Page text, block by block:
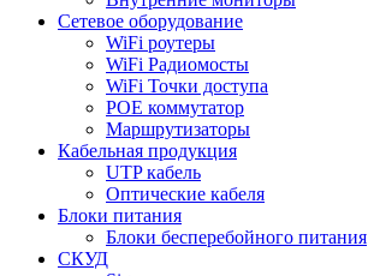
Сетевое оборудование
WiFi роутеры
WiFi Радиомосты
WiFi Точки доступа
POE коммутатор
Маршрутизаторы
Кабельная продукция
UTP кабель
Оптические кабеля
Блоки питания
Блоки бесперебойного питания
СКУД